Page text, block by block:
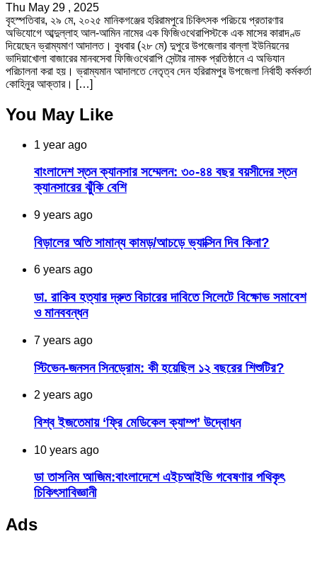
Thu May 29 , 2025
বৃহস্পতিবার, ২৯ মে, ২০২৫ মানিকগঞ্জের হরিরামপুরে চিকিৎসক পরিচয়ে প্রতারণার
অভিযোগে আব্দুল্লাহ আল-আমিন নামের এক ফিজিওথেরাপিস্টকে এক মাসের কারাদণ্ড
দিয়েছেন ভ্রাম্যমাণ আদালত। বুধবার (২৮ মে) দুপুরে উপজেলার বাল্লা ইউনিয়নের
ভাদিয়াখোলা বাজারের মানবসেবা ফিজিওথেরাপি সেন্টার নামক প্রতিষ্ঠানে এ অভিযান
পরিচালনা করা হয়। ভ্রাম্যমান আদালতে নেতৃত্ব দেন হরিরামপুর উপজেলা নির্বাহী কর্মকর্তা
কোহিনুর আক্তার। […]
You May Like
1 year ago
বাংলাদেশ স্তন ক্যানসার সম্মেলন: ৩০-৪৪ বছর বয়সীদের স্তন
ক্যানসারের ঝুঁকি বেশি
9 years ago
বিড়ালের অতি সামান্য কামড়/আচড়ে ভ্যাক্সিন দিব কিনা?
6 years ago
ডা. রাকিব হত্যার দ্রুত বিচারের দাবিতে সিলেটে বিক্ষোভ সমাবেশ
ও মানববন্ধন
7 years ago
স্টিভেন-জনসন সিনড্রোম: কী হয়েছিল ১২ বছরের শিশুটির?
2 years ago
বিশ্ব ইজতেমায় ‘ফ্রি মেডিকেল ক্যাম্প’ উদ্বোধন
10 years ago
ডা তাসনিম আজিম:বাংলাদেশে এইচআইভি গবেষণার পথিকৃৎ
চিকিৎসাবিজ্ঞানী
Ads